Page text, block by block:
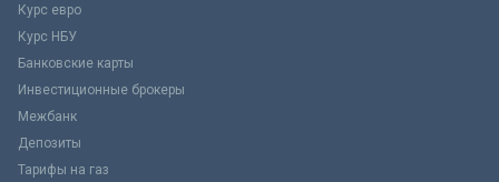
Курс евро
Курс НБУ
Банковские карты
Инвестиционные брокеры
Межбанк
Депозиты
Тарифы на газ